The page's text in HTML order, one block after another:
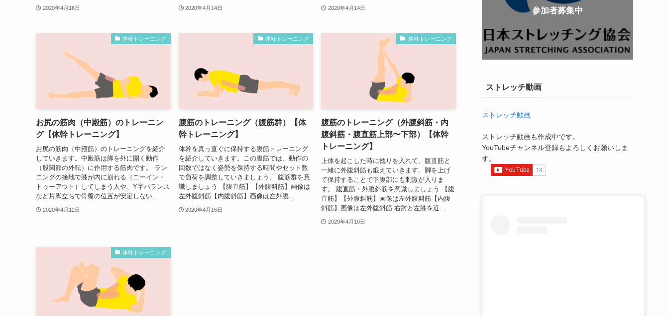
2020年4月16日 2020年4月14日 2020年4月14日
体幹トレーニング
お尻の筋肉（中殿筋）のトレーニン
グ【体幹トレーニング】
お尻の筋肉（中殿筋）のトレーニングを紹介
していきます。中殿筋は脚を外に開く動作
（股関節の外転）に作用する筋肉です。 ラン
ニングの接地で膝が内に崩れる（ニーイン・
トゥーアウト）してしまう人や、Y字バランス
など片脚立ちで骨盤の位置が安定しない...
2020年4月12日
体幹トレーニング
腹筋のトレーニング（腹筋群）【体
幹トレーニング】
体幹を真っ直ぐに保持する腹筋トレーニング
を紹介していきます。この腹筋では、動作の
回数ではなく姿勢を保持する時間やセット数
で負荷を調整していきましょう。 腹筋群を意
識しましょう 【腹直筋】【外腹斜筋】画像は
左外腹斜筋【内腹斜筋】画像は左外腹...
2020年4月16日
体幹トレーニング
腹筋のトレーニング（外腹斜筋・内
腹斜筋・腹直筋上部〜下部）【体幹
トレーニング】
上体を起こした時に捻りを入れて、腹直筋と
一緒に外腹斜筋も鍛えていきます。脚を上げ
て保持することで下腹部にも刺激が入りま
す。 腹直筋・外腹斜筋を意識しましょう 【腹
直筋】【外腹斜筋】画像は左外腹斜筋【内腹
斜筋】画像は左外腹斜筋 右肘と左膝を近...
2020年4月10日
体幹トレーニング
参加者募集中
ストレッチ動画
ストレッチ動画
ストレッチ動画も作成中です。
YouTubeチャンネル登録もよろしくお願いしま
す。